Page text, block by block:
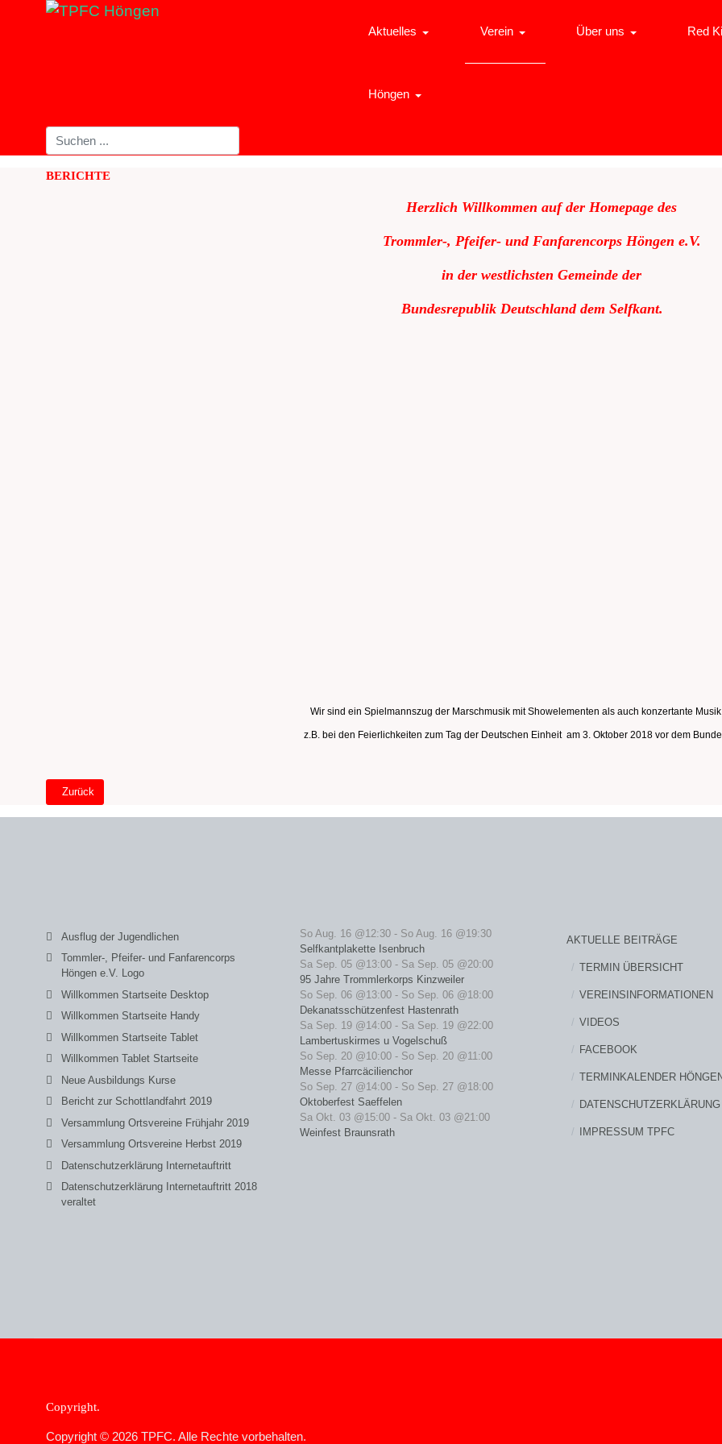
Aktuelles Verein Über uns Red
Höngen
BERICHTE
Herzlich Willkommen auf der Homepage des
Trommler-, Pfeifer- und Fanfarencorps Höngen e.V.
in der westlichsten Gemeinde der
Bundesrepublik Deutschland dem Selfkant.
Wir sind ein Spielmannszug der Marschmusik mit Showelementen als auch konzertante
z.B. bei den Feierlichkeiten zum Tag der Deutschen Einheit am 3. Oktober 2018 vor dem
Vorheriger Beitrag: Willkommen Tablet Startseite
Zurück
Ausflug der Jugendlichen
Tommler-, Pfeifer- und Fanfarencorps
Höngen e.V. Logo
Willkommen Startseite Desktop
Willkommen Startseite Handy
Willkommen Startseite Tablet
Willkommen Tablet Startseite
Neue Ausbildungs Kurse
Bericht zur Schottlandfahrt 2019
Versammlung Ortsvereine Frühjahr 2019
Versammlung Ortsvereine Herbst 2019
Datenschutzerklärung Internetauftritt
Datenschutzerklärung Internetauftritt 2018
veraltet
So Aug. 16 @12:30 - So Aug. 16 @19:30
Selfkantplakette Isenbruch
Sa Sep. 05 @13:00 - Sa Sep. 05 @20:00
95 Jahre Trommlerkorps Kinzweiler
So Sep. 06 @13:00 - So Sep. 06 @18:00
Dekanatsschützenfest Hastenrath
Sa Sep. 19 @14:00 - Sa Sep. 19 @22:00
Lambertuskirmes u Vogelschuß
So Sep. 20 @10:00 - So Sep. 20 @11:00
Messe Pfarrcäcilienchor
So Sep. 27 @14:00 - So Sep. 27 @18:00
Oktoberfest Saeffelen
Sa Okt. 03 @15:00 - Sa Okt. 03 @21:00
Weinfest Braunsrath
AKTUELLE BEITRÄGE
TERMIN ÜBERSICHT
VEREINSINFORMATIONEN
VIDEOS
FACEBOOK
TERMINKALENDER
DATENSCHUTZERKLÄRUNG
IMPRESSUM TPFC
Copyright
Copyright © 2026 TPFC. Alle Rechte vorbehalten.